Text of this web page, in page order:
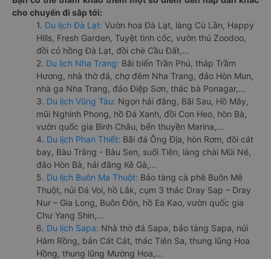
cho chuyến đi sắp tới:
1. Du lịch Đà Lạt: Vườn hoa Đà Lạt, làng Cù Lần, Happy
Hills, Fresh Garden, Tuyệt tình cốc, vườn thú Zoodoo,
đồi cỏ hồng Đà Lạt, đồi chè Cầu Đất,...
2. Du lịch Nha Trang: Bãi biển Trần Phú, tháp Trầm
Hương, nhà thờ đá, chợ đêm Nha Trang, đảo Hòn Mun,
nhà ga Nha Trang, đảo Điệp Sơn, thác bà Ponagar,...
3. Du lịch Vũng Tàu: Ngọn hải đăng, Bãi Sau, Hồ Mây,
mũi Nghinh Phong, hồ Đá Xanh, đồi Con Heo, hòn Bà,
vườn quốc gia Bình Châu, bến thuyền Marina,...
4. Du lịch Phan Thiết: Bãi đá Ông Địa, hòn Rơm, đồi cát
bay, Bàu Trắng - Bàu Sen, suối Tiên, làng chài Mũi Né,
đảo Hòn Bà, hải đăng Kê Gà,...
5. Du lịch Buôn Ma Thuột: Bảo tàng cà phê Buôn Mê
Thuột, núi Đá Voi, hồ Lắk, cụm 3 thác Dray Sap – Dray
Nur – Gia Long, Buôn Đôn, hồ Ea Kao, vườn quốc gia
Chư Yang Shin,...
6. Du lịch Sapa: Nhà thờ đá Sapa, bảo tàng Sapa, núi
Hàm Rồng, bản Cát Cát, thác Tiên Sa, thung lũng Hoa
Hồng, thung lũng Mường Hoa,...